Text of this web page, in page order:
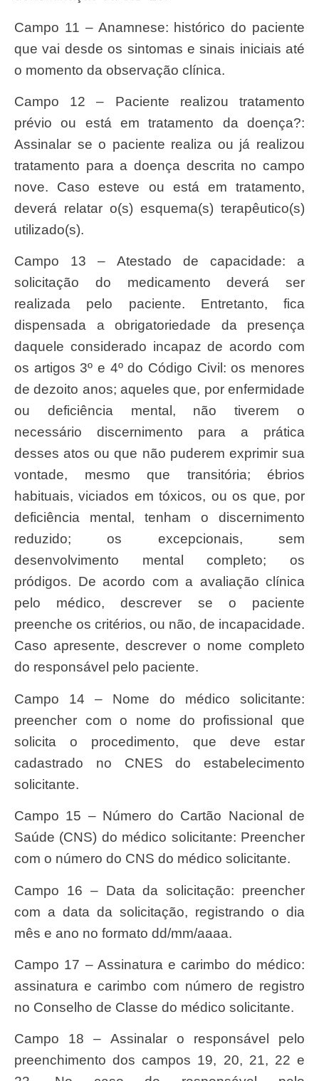
Campo 11 – Anamnese: histórico do paciente
que vai desde os sintomas e sinais iniciais até
o momento da observação clínica.
Campo 12 – Paciente realizou tratamento
prévio ou está em tratamento da doença?:
Assinalar se o paciente realiza ou já realizou
tratamento para a doença descrita no campo
nove. Caso esteve ou está em tratamento,
deverá relatar o(s) esquema(s) terapêutico(s)
utilizado(s).
Campo 13 – Atestado de capacidade: a
solicitação do medicamento deverá ser
realizada pelo paciente. Entretanto, fica
dispensada a obrigatoriedade da presença
daquele considerado incapaz de acordo com
os artigos 3º e 4º do Código Civil: os menores
de dezoito anos; aqueles que, por enfermidade
ou deficiência mental, não tiverem o
necessário discernimento para a prática
desses atos ou que não puderem exprimir sua
vontade, mesmo que transitória; ébrios
habituais, viciados em tóxicos, ou os que, por
deficiência mental, tenham o discernimento
reduzido; os excepcionais, sem
desenvolvimento mental completo; os
pródigos. De acordo com a avaliação clínica
pelo médico, descrever se o paciente
preenche os critérios, ou não, de incapacidade.
Caso apresente, descrever o nome completo
do responsável pelo paciente.
Campo 14 – Nome do médico solicitante:
preencher com o nome do profissional que
solicita o procedimento, que deve estar
cadastrado no CNES do estabelecimento
solicitante.
Campo 15 – Número do Cartão Nacional de
Saúde (CNS) do médico solicitante: Preencher
com o número do CNS do médico solicitante.
Campo 16 – Data da solicitação: preencher
com a data da solicitação, registrando o dia
mês e ano no formato dd/mm/aaaa.
Campo 17 – Assinatura e carimbo do médico:
assinatura e carimbo com número de registro
no Conselho de Classe do médico solicitante.
Campo 18 – Assinalar o responsável pelo
preenchimento dos campos 19, 20, 21, 22 e